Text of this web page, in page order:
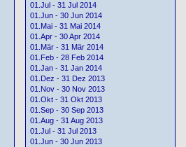
01.Jul - 31 Jul 2014
01.Jun - 30 Jun 2014
01.Mai - 31 Mai 2014
01.Apr - 30 Apr 2014
01.Mär - 31 Mär 2014
01.Feb - 28 Feb 2014
01.Jan - 31 Jan 2014
01.Dez - 31 Dez 2013
01.Nov - 30 Nov 2013
01.Okt - 31 Okt 2013
01.Sep - 30 Sep 2013
01.Aug - 31 Aug 2013
01.Jul - 31 Jul 2013
01.Jun - 30 Jun 2013